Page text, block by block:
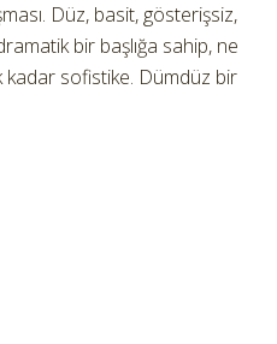
Düz, basit, gösterişsiz,
bir başlığa sahip, ne
sofistike. Dümdüz bir